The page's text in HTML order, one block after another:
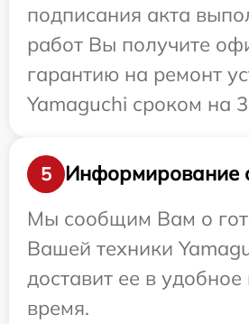
подписания акта
работ Вы получите
гарантию на ремонт
Yamaguchi сроком на
5
Информирование
Мы сообщим Вам о
Вашей техники
доставит ее в удобное
время.